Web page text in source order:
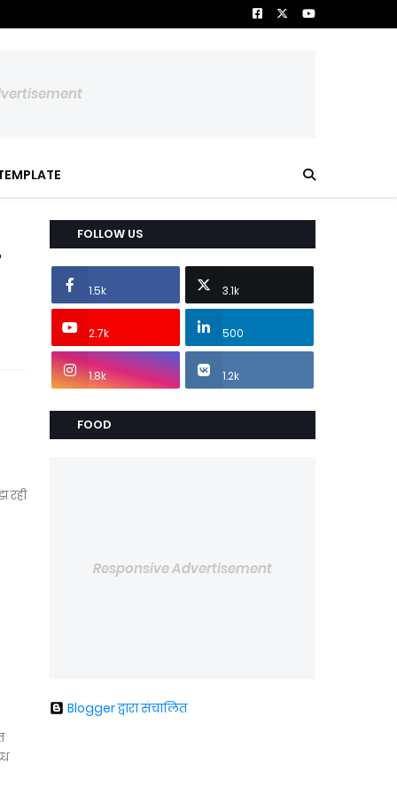
रही
FOLLOW US
1.5k 3.1k
2.7k 500
1.8k 1.2k
FOOD
Responsive Advertisement
Blogger द्वारा संचालित